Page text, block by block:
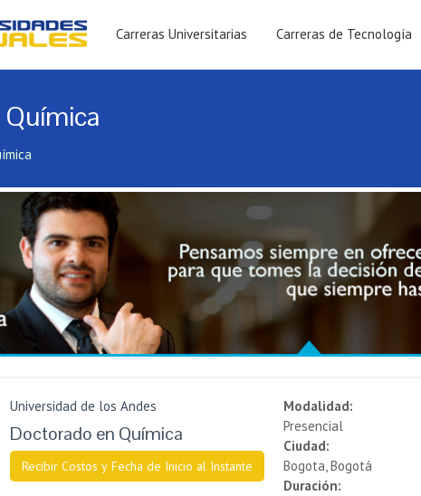
Carreras Universitarias Carreras de Tecnología
Universidad de los Andes
Doctorado en Química
Recibir Costos y Fecha de Inicio al Instante
Modalidad:
Presencial
Ciudad:
Bogota, Bogotá
Duración: